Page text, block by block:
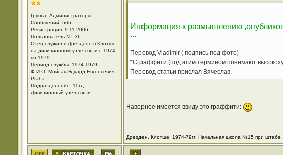
Группа: Администраторы
Сообщений: 565
Регистрация: 9.11.2006
Пользователь №: 36
Отец служил в Дрездене в Клотше
на дивизионном узле связи с 1974
по 1979.
Период службы: 1974-1979
Ф.И.О.:Мойсак Эдуард Евгеньевич
Praha
Подразделение: 11тд.
Дивизионный узел связи.
Информация к размышлению
...
Перевод Vladimir ( подпись под фото)
*Сграффити (под этим термином понимают
Перевод статьи прислал Вячеслав.
Наверное имеется ввиду это граффити:
--------------------
Дрезден. Клотше. 1974-79гг. Начальная школа №15 при штабе